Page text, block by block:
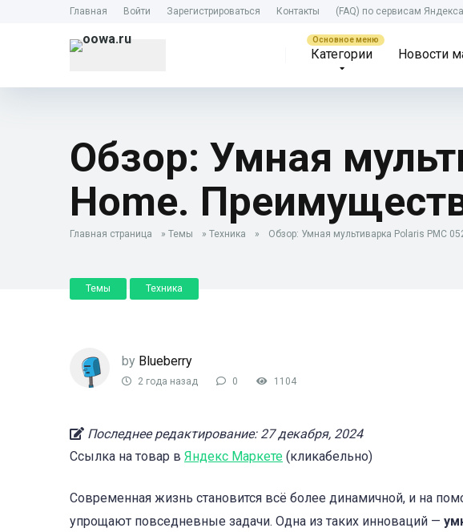
Главная Войти Зарегистрироваться Контакты (FAQ) по сервисам Яндекса
Категории Новости
Обзор: Умная
Home.
Главная страница » Темы » Техника » Обзор: Умная мультиварка Polaris PMC
Темы Техника
by Blueberry
2 года назад 0 1104
Последнее редактирование: 27 декабря, 2024
Ссылка на товар в Яндекс Маркете (кликабельно)
Современная жизнь становится всё более динамичной, и на
упрощают повседневные задачи. Одна из таких инноваций —